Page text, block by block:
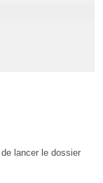
lancer le dossier